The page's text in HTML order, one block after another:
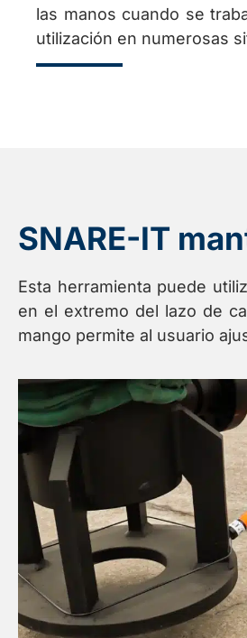
las manos cuando se
utilización en numerosas
SNARE-IT
Esta herramienta puede
en el extremo del lazo de
mango permite al usuario